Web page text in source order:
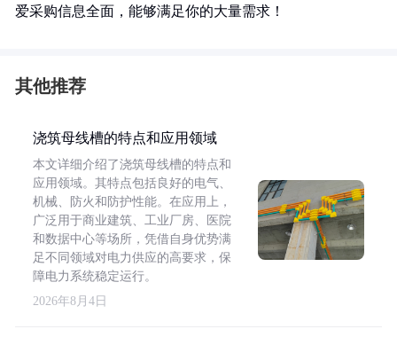
爱采购信息全面，能够满足你的大量需求！
其他推荐
浇筑母线槽的特点和应用领域
本文详细介绍了浇筑母线槽的特点和
应用领域。其特点包括良好的电气、
机械、防火和防护性能。在应用上，
广泛用于商业建筑、工业厂房、医院
和数据中心等场所，凭借自身优势满
足不同领域对电力供应的高要求，保
障电力系统稳定运行。
2026年8月4日